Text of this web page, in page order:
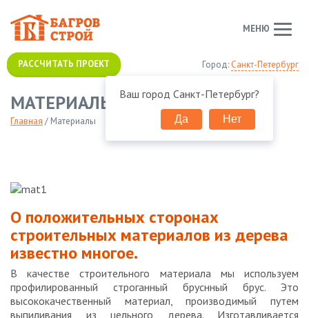
Город: Санкт-Петербург
Ваш город Санкт-Петербург?
Да Нет
РАССЧИТАТЬ ПРОЕКТ
МЕНЮ
МАТЕРИАЛЫ
Главная / Материалы
О положительных сторонах
строительных материалов из дерева
известно многое.
В качестве строительного материала мы используем
профилированный строганный бруснный брус. Это
высококачественный материал, производимый путем
выпиливания из цельного дерева. Изготавливается